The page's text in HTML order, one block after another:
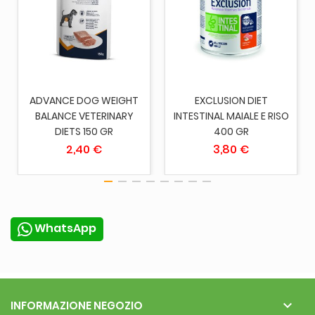
ADVANCE DOG WEIGHT
BALANCE VETERINARY
DIETS 150 GR
2,40 €
EXCLUSION DIET
INTESTINAL MAIALE E RISO
400 GR
3,80 €
WhatsApp
INFORMAZIONE NEGOZIO 